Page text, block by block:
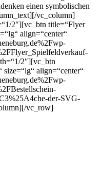
einen symbolischen
vc_column]
2″][vc_btn title=“Flyer
align=“center“
2″][vc_btn
align=“center“
der-SVG-
vc_row]